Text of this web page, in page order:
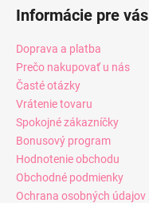
Informácie pre vás
Doprava a platba
Prečo nakupovať u nás
Časté otázky
Vrátenie tovaru
Spokojné zákazníčky
Bonusový program
Hodnotenie obchodu
Obchodné podmienky
Ochrana osobných údajov